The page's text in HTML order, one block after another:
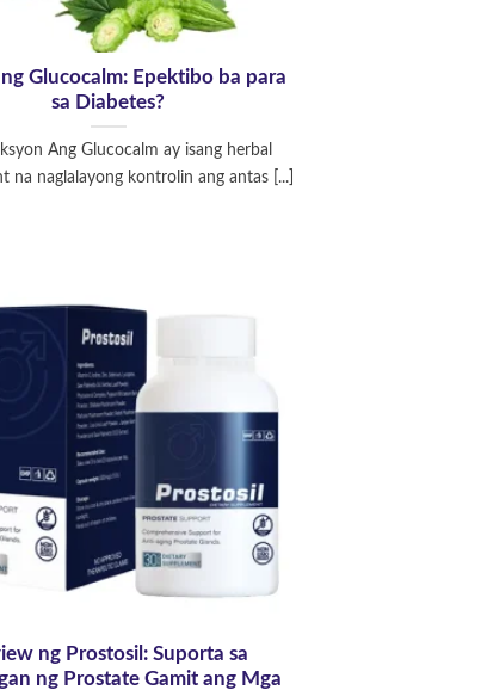
ng Glucocalm: Epektibo ba para
sa Diabetes?
Ang Glucocalm ay isang herbal
na naglalayong kontrolin ang antas [...]
ng Prostosil: Suporta sa
ng Prostate Gamit ang Mga